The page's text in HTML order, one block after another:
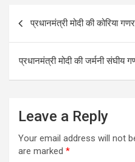
k
navigation
प्रधानमंत्री मोदी की कोरिया
प्रधानमंत्री मोदी की जर्मनी
Leave a Reply
Your email address will not
are marked *